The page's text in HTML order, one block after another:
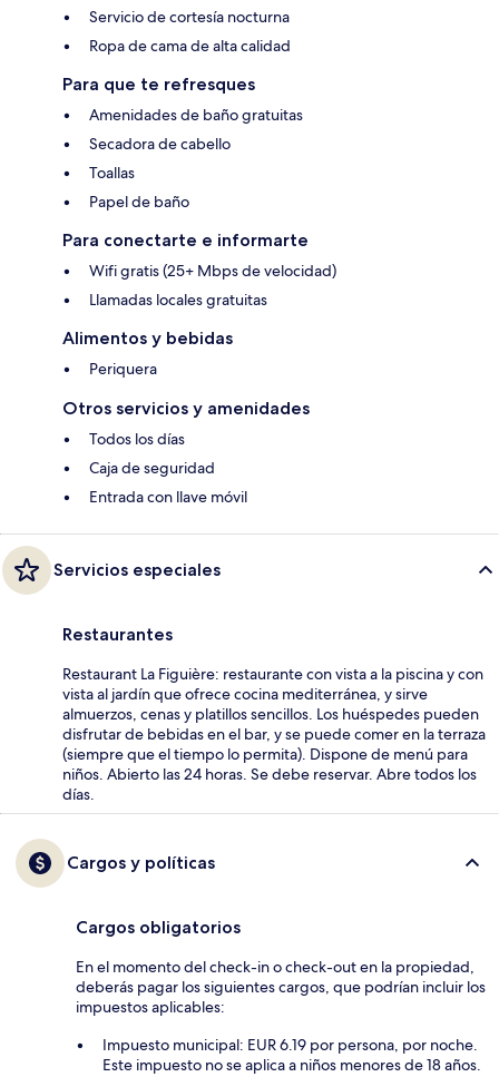
Servicio de cortesía nocturna
Ropa de cama de alta calidad
Para que te refresques
Amenidades de baño gratuitas
Secadora de cabello
Toallas
Papel de baño
Para conectarte e informarte
Wifi gratis (25+ Mbps de velocidad)
Llamadas locales gratuitas
Alimentos y bebidas
Periquera
Otros servicios y amenidades
Todos los días
Caja de seguridad
Entrada con llave móvil
Servicios especiales
Restaurantes
Restaurant La Figuière: restaurante con vista a la piscina y con
vista al jardín que ofrece cocina mediterránea, y sirve
almuerzos, cenas y platillos sencillos. Los huéspedes pueden
disfrutar de bebidas en el bar, y se puede comer en la terraza
(siempre que el tiempo lo permita). Dispone de menú para
niños. Abierto las 24 horas. Se debe reservar. Abre todos los
días.
Cargos y políticas
Cargos obligatorios
En el momento del check-in o check-out en la propiedad,
deberás pagar los siguientes cargos, que podrían incluir los
impuestos aplicables:
Impuesto municipal: EUR 6.19 por persona, por noche.
Este impuesto no se aplica a niños menores de 18 años.